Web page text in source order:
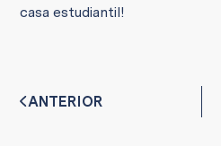
casa estudiantil!
ANTERIOR